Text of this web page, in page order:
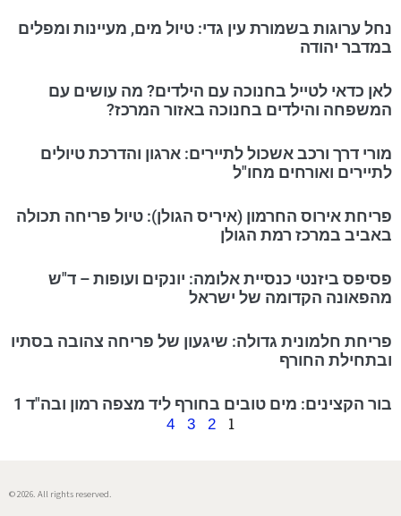
נחל ערוגות בשמורת עין גדי: טיול מים, מעיינות ומפלים
במדבר יהודה
לאן כדאי לטייל בחנוכה עם הילדים? מה עושים עם
המשפחה והילדים בחנוכה באזור המרכז?
מורי דרך ורכב אשכול לתיירים: ארגון והדרכת טיולים
לתיירים ואורחים מחו"ל
פריחת אירוס החרמון (איריס הגולן): טיול פריחה תכולה
באביב במרכז רמת הגולן
פסיפס ביזנטי כנסיית אלומה: יונקים ועופות – ד"ש
מהפאונה הקדומה של ישראל
פריחת חלמונית גדולה: שיגעון של פריחה צהובה בסתיו
ובתחילת החורף
בור הקצינים: מים טובים בחורף ליד מצפה רמון ובה"ד 1
1
2
3
4
© 2026. All rights reserved.